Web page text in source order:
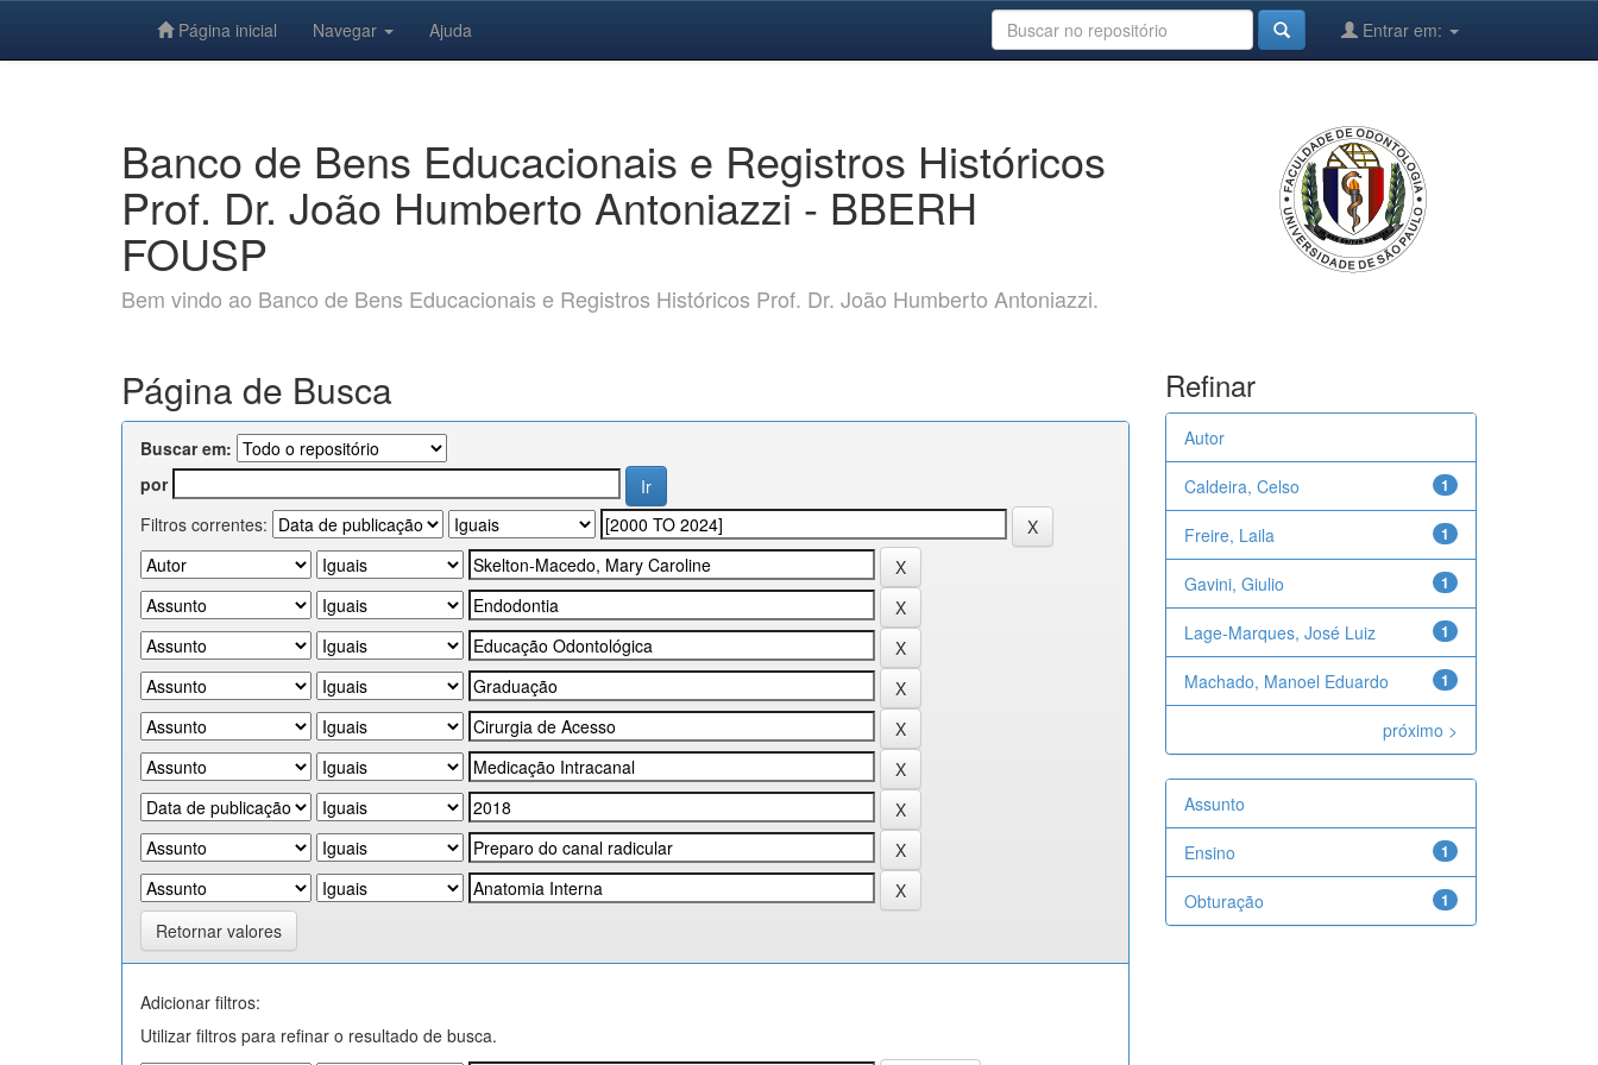
Página inicial Navegar Ajuda Entrar em:
Banco de Bens Educacionais e Registros Históricos
Prof. Dr. João Humberto Antoniazzi - BBERH
FOUSP
Bem vindo ao Banco de Bens Educacionais e Registros Históricos Prof. Dr. João Humberto Antoniazzi.
Página de Busca
Buscar em:
por
Filtros correntes:
Retornar valores
Adicionar filtros:
Utilizar filtros para refinar o resultado de busca.
Refinar
Autor
1
Caldeira, Celso
1
Freire, Laila
1
Gavini, Giulio
1
Lage-Marques, José Luiz
1
Machado, Manoel Eduardo
próximo >
Assunto
1
Ensino
1
Obturação